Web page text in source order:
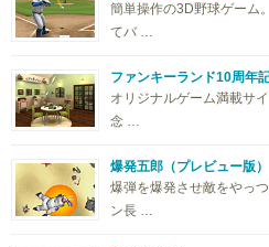
簡単操作の3D野球ゲーム
てバ …
ファンキーランド10周年
オリジナルゲーム満載サ
念 …
爆発五郎（プレビュー版）
爆弾を爆発させ敵をやっ
ン長 …